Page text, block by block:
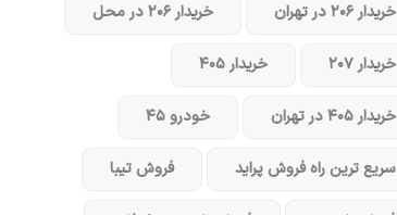
خریدار ۲۰۶ در تهران خریدار ۲۰۶ در محل
خریدار ۲۰۷ خریدار ۴۰۵
خریدار ۴۰۵ در تهران خودرو ۴۵
سریع ترین راه فروش پراید فروش تیبا